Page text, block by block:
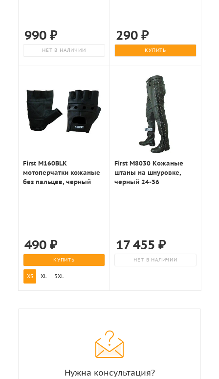
990₽
НЕТ В НАЛИЧИИ
290 ₽
КУПИТЬ
First M160BLK
мотоперчатки кожаные
без пальцев, черный
490₽
КУПИТЬ
XS XL 3XL
First M8030 Кожаные
штаны на шнуровке,
черный 24-36
17 455 ₽
НЕТ В НАЛИЧИИ
Нужна консультация?